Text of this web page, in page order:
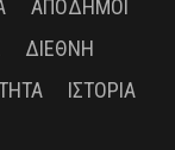
ΑΠΌΔΗΜΟΙ
ΔΙΕΘΝΉ
ΙΣΤΟΡΊΑ